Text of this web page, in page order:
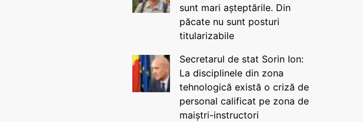
sunt mari așteptările. Din
păcate nu sunt posturi
titularizabile
Secretarul de stat Sorin Ion:
La disciplinele din zona
tehnologică există o criză de
personal calificat pe zona de
maiștri-instructori